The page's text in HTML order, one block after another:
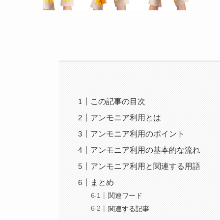
この記事の目次
アンモニア利用とは
アンモニア利用のポイント
アンモニア利用の基本的な流れ
アンモニア利用と関連する用語
まとめ
関連ワード
関連する記事